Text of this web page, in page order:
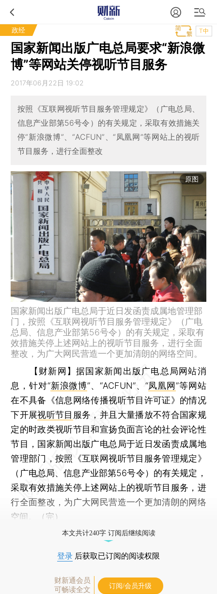
政经 T中
国家新闻出版广电总局要求“新浪微
博”等网站关停视听节目服务
2017年06月22日 19:02
按照《互联网视听节目服务管理规定》（广电总局、
信息产业部第56号令）的有关规定，采取有效措施关
停“新浪微博”、“ACFUN”、“凤凰网”等网站上的视听
节目服务，进行全面整改
原图
国家新闻出版广电总局于近日发函责成属地管理部
门，按照《互联网视听节目服务管理规定》（广电
总局、信息产业部第56号令）的有关规定，采取有
效措施关停上述网站上的视听节目服务，进行全面
整改，为广大网民营造一个更加清朗的网络空间。
【财新网】据国家新闻出版广电总局网站消
息，针对“新浪微博”、“ACFUN”、“凤凰网”等网站
在不具备《信息网络传播视听节目许可证》的情况
下开展视听节目 服务，并且大量播放不符合国家规
定的时政类视听节目和宣扬负面言论的社会评论性
节目，国家新闻出版广电总局于近日发函责成属地
管理部门，按照《互联网视听节目服务管理规定》
（广电总局、信息产业部第56号令）的有关规定，
采取有效措施关停上述网站上的视听节目服务，进
行全面整改，为广大网民营造一个更加清朗的网络
空间。（完）
本文共计240字 订阅后继续阅读
登录 后获取已订阅的阅读权限
财新通会员
可畅读全文
订阅/会员升级